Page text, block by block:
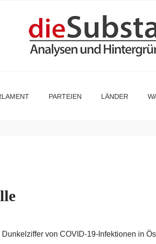
PARTEIEN LÄNDER
von COVID-19-Infektionen in